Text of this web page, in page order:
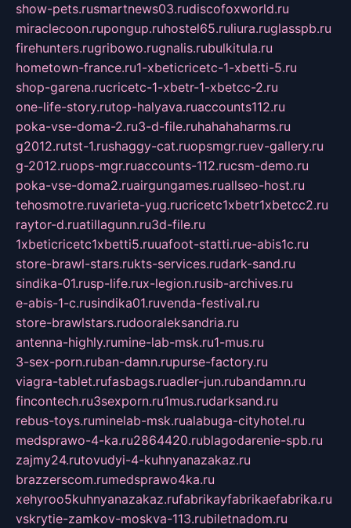
show-pets.rusmartnews03.rudiscofoxworld.ru
miraclecoon.rupongup.ruhostel65.ruliura.ruglasspb.ru
firehunters.rugribowo.rugnalis.rubulkitula.ru
hometown-france.ru1-xbeticricetc-1-xbetti-5.ru
shop-garena.rucricetc-1-xbetr-1-xbetcc-2.ru
one-life-story.rutop-halyava.ruaccounts112.ru
poka-vse-doma-2.ru3-d-file.ruhahahaharms.ru
g2012.rutst-1.rushaggy-cat.ruopsmgr.ruev-gallery.ru
g-2012.ruops-mgr.ruaccounts-112.rucsm-demo.ru
poka-vse-doma2.ruairgungames.ruallseo-host.ru
tehosmotre.ruvarieta-yug.rucricetc1xbetr1xbetcc2.ru
raytor-d.ruatillagunn.ru3d-file.ru
1xbeticricetc1xbetti5.ruuafoot-statti.rue-abis1c.ru
store-brawl-stars.rukts-services.rudark-sand.ru
sindika-01.rusp-life.rux-legion.rusib-archives.ru
e-abis-1-c.rusindika01.ruvenda-festival.ru
store-brawlstars.rudooraleksandria.ru
antenna-highly.rumine-lab-msk.ru1-mus.ru
3-sex-porn.ruban-damn.rupurse-factory.ru
viagra-tablet.rufasbags.ruadler-jun.rubandamn.ru
fincontech.ru3sexporn.ru1mus.rudarksand.ru
rebus-toys.ruminelab-msk.rualabuga-cityhotel.ru
medsprawo-4-ka.ru2864420.rublagodarenie-spb.ru
zajmy24.rutovudyi-4-kuhnyanazakaz.ru
brazzerscom.rumedsprawo4ka.ru
xehyroo5kuhnyanazakaz.rufabrikayfabrikaefabrika.ru
vskrytie-zamkov-moskva-113.rubiletnadom.ru